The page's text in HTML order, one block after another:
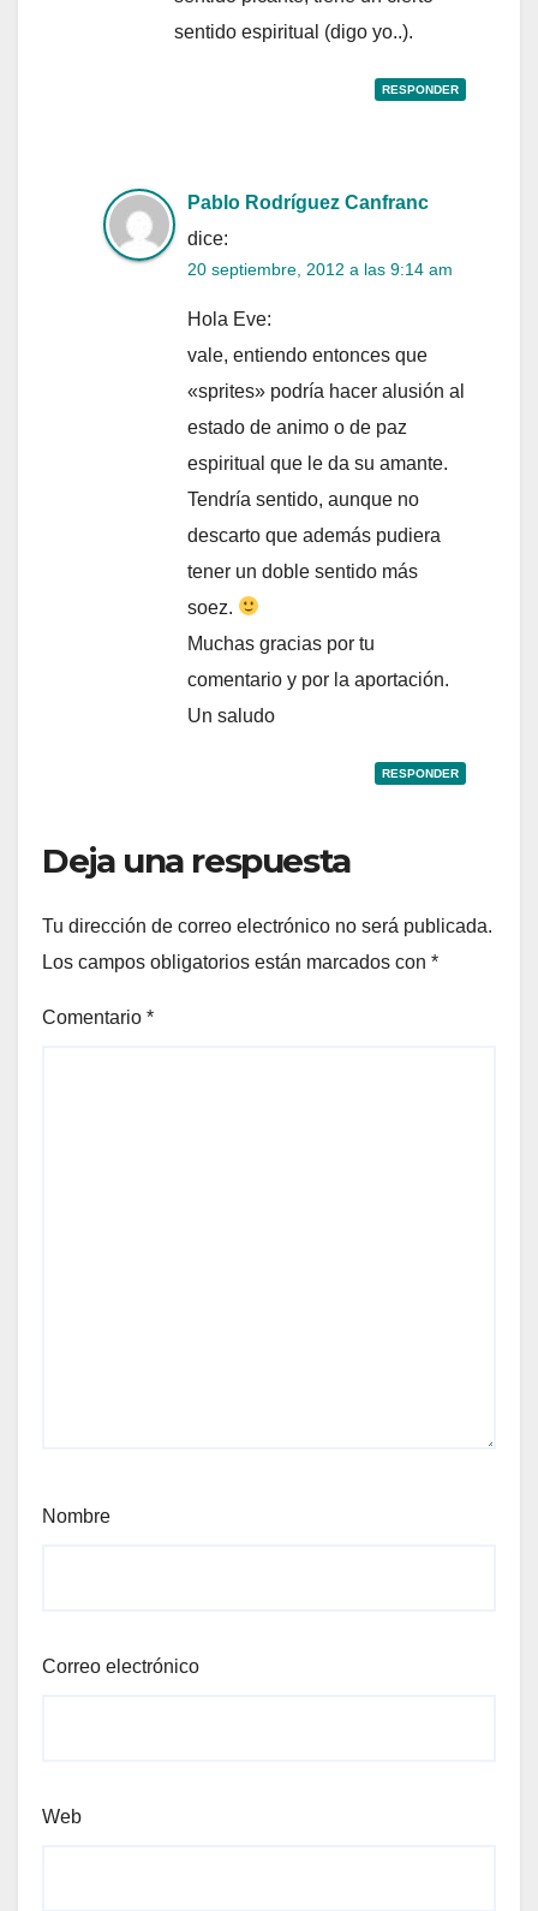
sentido espiritual (digo yo..).
RESPONDER
Pablo Rodríguez Canfranc
dice:
20 septiembre, 2012 a las 9:14 am
Hola Eve:
vale, entiendo entonces que
«sprites» podría hacer alusión al
estado de animo o de paz
espiritual que le da su amante.
Tendría sentido, aunque no
descarto que además pudiera
tener un doble sentido más
soez.
Muchas gracias por tu
comentario y por la aportación.
Un saludo
RESPONDER
Deja una respuesta
Tu dirección de correo electrónico no será publicada.
Los campos obligatorios están marcados con *
Comentario *
Nombre
Correo electrónico
Web